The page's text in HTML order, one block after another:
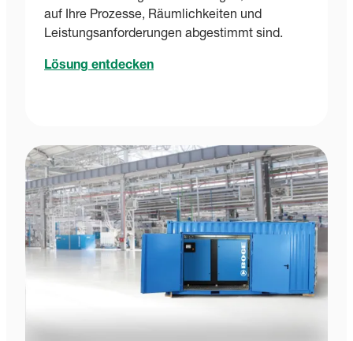
auf Ihre Prozesse, Räumlichkeiten und
Leistungsanforderungen abgestimmt sind.
Lösung entdecken